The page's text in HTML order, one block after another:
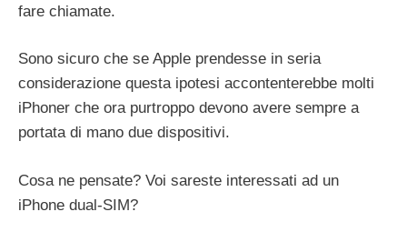
fare chiamate.
Sono sicuro che se Apple prendesse in seria
considerazione questa ipotesi accontenterebbe molti
iPhoner che ora purtroppo devono avere sempre a
portata di mano due dispositivi.
Cosa ne pensate? Voi sareste interessati ad un
iPhone dual-SIM?